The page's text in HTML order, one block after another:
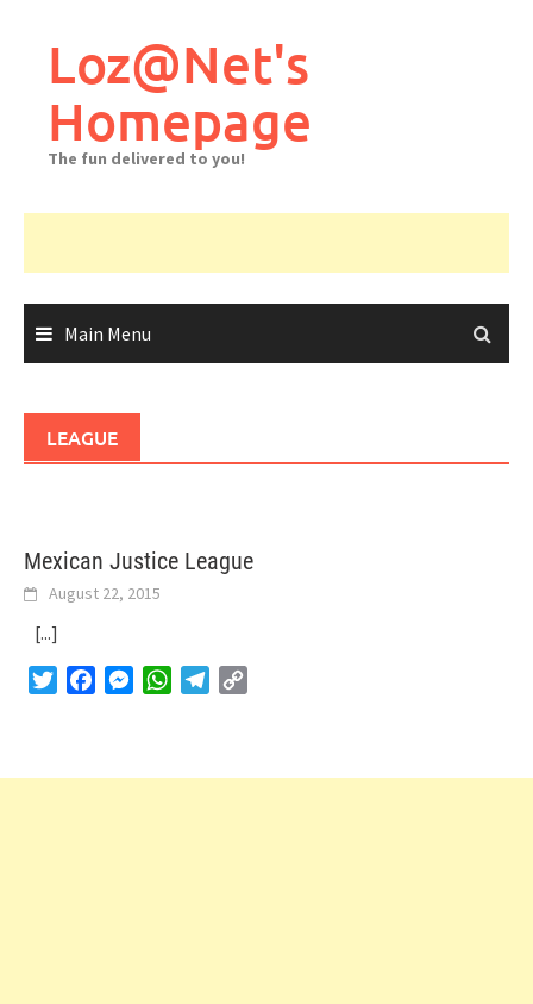
Loz@Net's
Homepage
The fun delivered to you!
Main Menu
LEAGUE
Mexican Justice League
August 22, 2015
[...]
TwitterFacebookMessengerWhatsAppTelegram